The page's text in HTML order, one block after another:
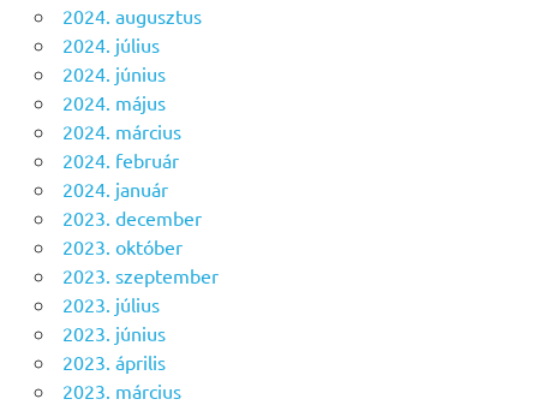
2024. augusztus
2024. július
2024. június
2024. május
2024. március
2024. február
2024. január
2023. december
2023. október
2023. szeptember
2023. július
2023. június
2023. április
2023. március